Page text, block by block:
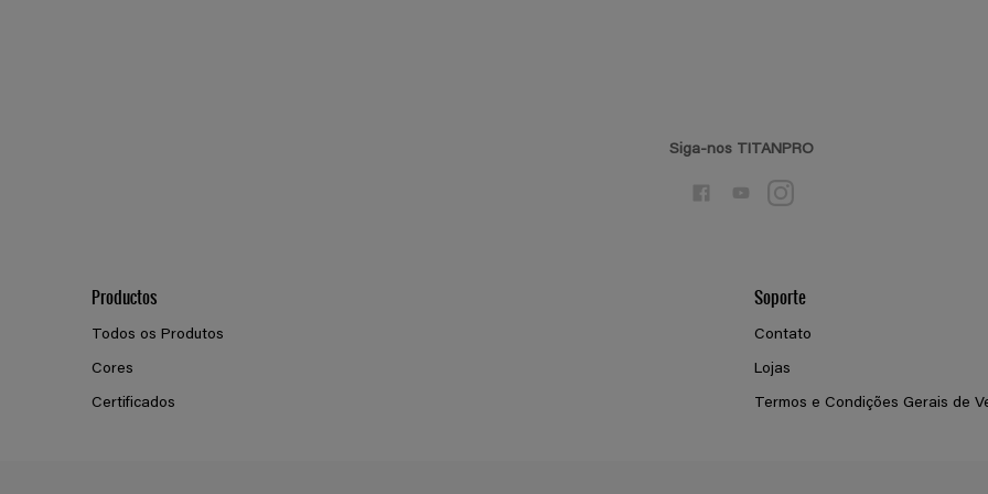
Siga-nos TITANPRO
Productos
Todos os Produtos
Cores
Certificados
Soporte
Contato
Lojas
Termos e Condições Gerais de